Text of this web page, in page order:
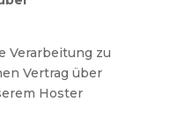
Verarbeitung zu
Vertrag über
Hoster